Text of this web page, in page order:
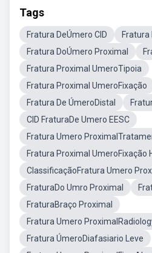
Tags
Fratura DeÚmero CID
Fratura
Fratura DoÚmero Proximal
Fratura Proximal UmeroTipoia
Fratura Proximal UmeroFixação
Fratura De ÚmeroDistal
CID FraturaDe Umero EESC
Fratura Umero
Fratura Proximal UmeroFixação
ClassificaçãoFratura Umero
FraturaDo Umro Proximal
FraturaBraço Proximal
Fratura Umero
Fratura ÚmeroDiafasiario Leve